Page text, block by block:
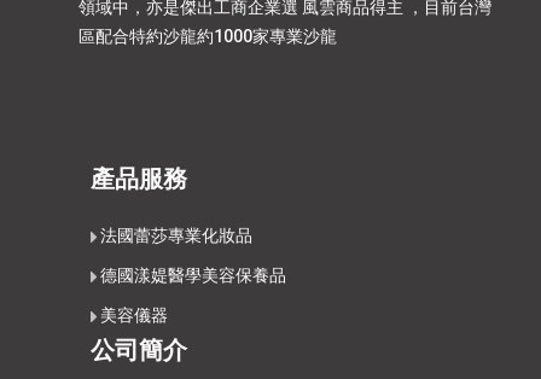
領域中，亦是傑出工商企業選 風雲商品得主 ，目前台灣
區配合特約沙龍約1000家專業沙龍
產品服務
法國蕾莎專業化妝品
德國漾媞醫學美容保養品
美容儀器
公司簡介